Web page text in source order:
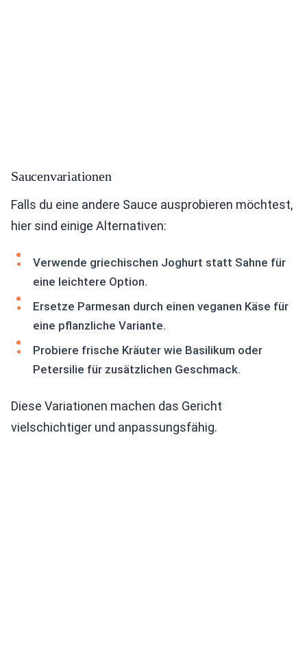
Saucenvariationen
Falls du eine andere Sauce ausprobieren möchtest,
hier sind einige Alternativen:
Verwende griechischen Joghurt statt Sahne für
eine leichtere Option.
Ersetze Parmesan durch einen veganen Käse für
eine pflanzliche Variante.
Probiere frische Kräuter wie Basilikum oder
Petersilie für zusätzlichen Geschmack.
Diese Variationen machen das Gericht
vielschichtiger und anpassungsfähig.